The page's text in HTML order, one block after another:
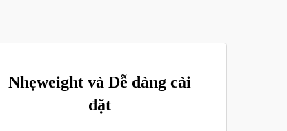
Nhẹweight và Dễ dàng cài
đặt